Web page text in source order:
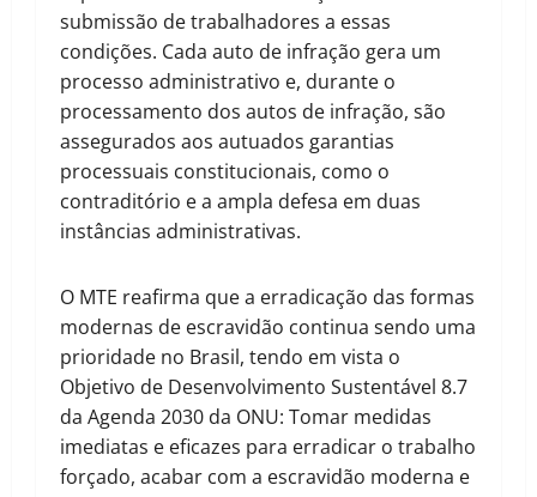
submissão de trabalhadores a essas
condições. Cada auto de infração gera um
processo administrativo e, durante o
processamento dos autos de infração, são
assegurados aos autuados garantias
processuais constitucionais, como o
contraditório e a ampla defesa em duas
instâncias administrativas.
O MTE reafirma que a erradicação das formas
modernas de escravidão continua sendo uma
prioridade no Brasil, tendo em vista o
Objetivo de Desenvolvimento Sustentável 8.7
da Agenda 2030 da ONU: Tomar medidas
imediatas e eficazes para erradicar o trabalho
forçado, acabar com a escravidão moderna e